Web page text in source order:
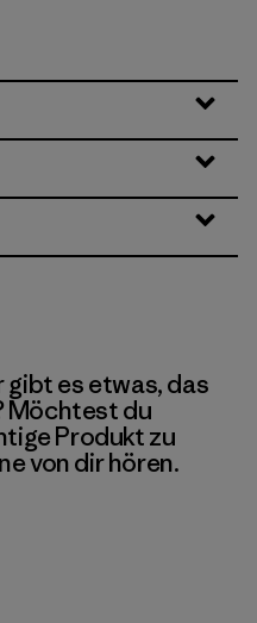
gibt es etwas, das
Möchtest du
Produkt zu
von dir hören.